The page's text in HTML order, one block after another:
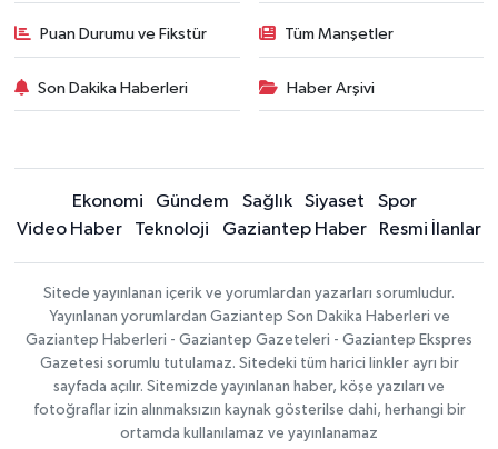
Puan Durumu ve Fikstür Tüm Manşetler
Son Dakika Haberleri Haber Arşivi
Ekonomi Gündem Sağlık Siyaset
Spor
Video Haber
Teknoloji Gaziantep Haber Resmi İlanlar
Sitede yayınlanan içerik ve yorumlardan yazarları sorumludur.
Yayınlanan yorumlardan Gaziantep Son Dakika Haberleri ve
Gaziantep Haberleri - Gaziantep Gazeteleri - Gaziantep Ekspres
Gazetesi sorumlu tutulamaz. Sitedeki tüm harici linkler ayrı bir
sayfada açılır. Sitemizde yayınlanan haber, köşe yazıları ve
fotoğraflar izin alınmaksızın kaynak gösterilse dahi, herhangi bir
ortamda kullanılamaz ve yayınlanamaz